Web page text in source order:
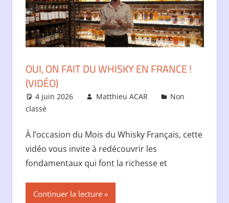
OUI, ON FAIT DU WHISKY EN FRANCE !
(VIDÉO)
4 juin 2026 Matthieu ACAR
Non
classé
À l’occasion du Mois du Whisky Français, cette
vidéo vous invite à redécouvrir les
fondamentaux qui font la richesse et
Continuer la lecture